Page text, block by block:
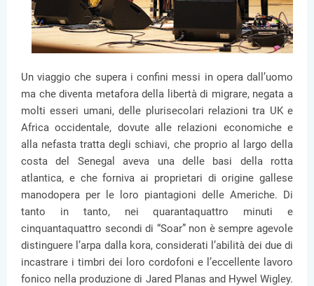
Un viaggio che supera i confini messi in opera dall’uomo
ma che diventa metafora della libertà di migrare, negata a
molti esseri umani, delle plurisecolari relazioni tra UK e
Africa occidentale, dovute alle relazioni economiche e
alla nefasta tratta degli schiavi, che proprio al largo della
costa del Senegal aveva una delle basi della rotta
atlantica, e che forniva ai proprietari di origine gallese
manodopera per le loro piantagioni delle Americhe. Di
tanto in tanto, nei quarantaquattro minuti e
cinquantaquattro secondi di “Soar” non è sempre agevole
distinguere l’arpa dalla kora, considerati l’abilità dei due di
incastrare i timbri dei loro cordofoni e l’eccellente lavoro
fonico nella produzione di Jared Planas and Hywel Wigley.